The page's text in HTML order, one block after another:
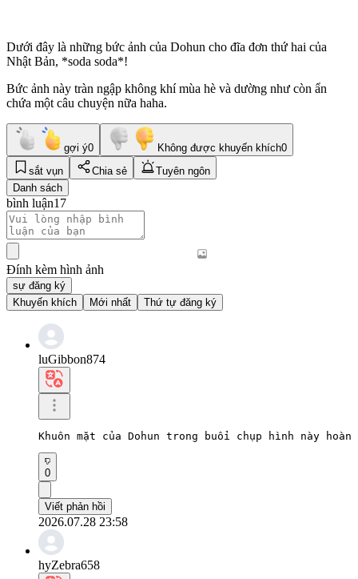
Dưới đây là những bức ảnh của Dohun cho đĩa đơn thứ hai của
Nhật Bản, *soda soda*!
Bức ảnh này tràn ngập không khí mùa hè và dường như còn ẩn
chứa một câu chuyện nữa haha.
gợi ý0 Không được khuyến khích0
sắt vụn
Chia sẻ
Tuyên ngôn
Danh sách
bình luận17
Đính kèm hình ảnh
sự đăng ký
Khuyến khích
Mới nhất Thứ tự đăng ký
luGibbon874
Khuôn mặt của Dohun trong buổi chụp hình này
0
Viết phản hồi
2026.07.28 23:58
hyZebra658